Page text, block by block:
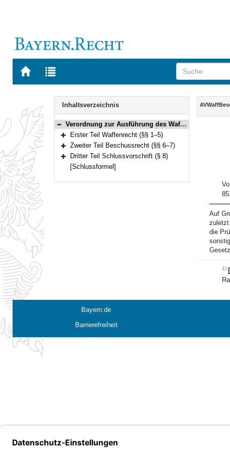
Zur
BAYERN.RECHT
Zur
letzten
Navigation
Inhaltsverzeichnis
Bereich reduzieren
Verordnung zur Ausführung des Waffen- und Beschussrechts (AVWaffBeschR) Vom 14. Dezember 2010 (GVBl. S. 851) BayRS 2186-1-I (§§ 1–8)
Bereich erweitern
Erster Teil Waffenrecht (§§ 1–5)
Bereich erweitern
Zweiter Teil Beschussrecht (§§ 6–7)
Bereich erweitern
Dritter Teil Schlussvorschrift (§ 8)
[Schlussformel]
Inhalt
Auf
die
1)
Bayern.de
Barrierefreiheit